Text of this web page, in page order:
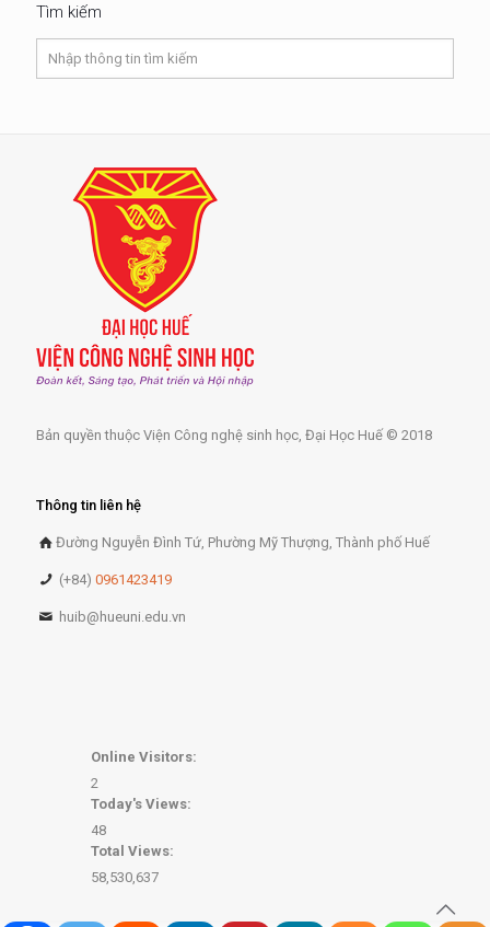
Tìm kiếm
Bản quyền thuộc Viện Công nghệ sinh học, Đại Học Huế © 2018
Thông tin liên hệ
Đường Nguyễn Đình Tứ, Phường Mỹ Thượng, Thành phố Huế
(+84)0961423419
huib@hueuni.edu.vn
Online Visitors:
2
Today's Views:
48
Total Views:
58,530,637